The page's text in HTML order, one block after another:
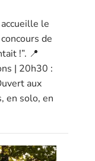
le
de
!”. 📍
| 20h30 :
aux
en solo, en